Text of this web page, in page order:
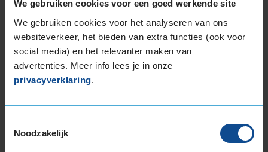
We gebruiken cookies voor een goed werkende site
We gebruiken cookies voor het analyseren van ons
websiteverkeer, het bieden van extra functies (ook voor
social media) en het relevanter maken van
advertenties. Meer info lees je in onze
privacyverklaring.
Noodzakelijk
informatie over de aanbevolen bandenspanning en
specifieke aandachtspunten daaromtrent had de ervaring
completer gemaakt/overtroffen. Hetgeen dat verwacht
mag worden is uitstekend nagekomen!
: 30 oktober 2024 bij
335 Goes, Klein Frankrijk 27